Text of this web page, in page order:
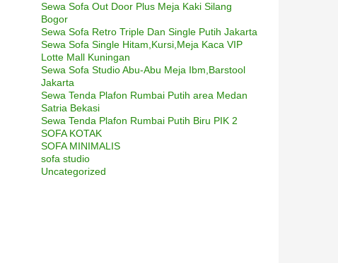
Sewa Sofa Out Door Plus Meja Kaki Silang
Bogor
Sewa Sofa Retro Triple Dan Single Putih Jakarta
Sewa Sofa Single Hitam,Kursi,Meja Kaca VIP
Lotte Mall Kuningan
Sewa Sofa Studio Abu-Abu Meja Ibm,Barstool
Jakarta
Sewa Tenda Plafon Rumbai Putih area Medan
Satria Bekasi
Sewa Tenda Plafon Rumbai Putih Biru PIK 2
SOFA KOTAK
SOFA MINIMALIS
sofa studio
Uncategorized